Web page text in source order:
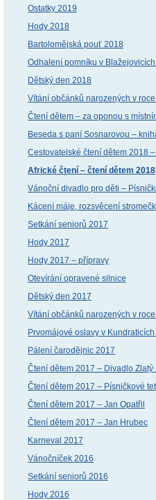
Ostatky 2019
Hody 2018
Bartolomějská pouť 2018
Odhalení pomníku v
Dětský den 2018
Vítání občánků narozených v
Čtení dětem – za oponou s
Beseda s paní Sosnarovou –
Cestovatelské čtení dětem 2018
Africké čtení – čtení dětem 2018
Vánoční divadlo pro děti –
Kácení máje, rozsvěcení
Setkání seniorů 2017
Hody 2017
Hody 2017 – přípravy
Otevírání opravené silnice
Dětský den 2017
Vítání občánků narozených v
Prvomájové oslavy v
Pálení čarodějnic 2017
Čtení dětem 2017 – Divadlo Zlatý
Čtení dětem 2017 – Písničkové
Čtení dětem 2017 – Jan Opatřil
Čtení dětem 2017 – Jan Hrubec
Karneval 2017
Vánočníček 2016
Setkání seniorů 2016
Hody 2016